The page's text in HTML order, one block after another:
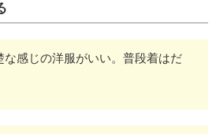
な感じの洋服がいい。普段着はだ